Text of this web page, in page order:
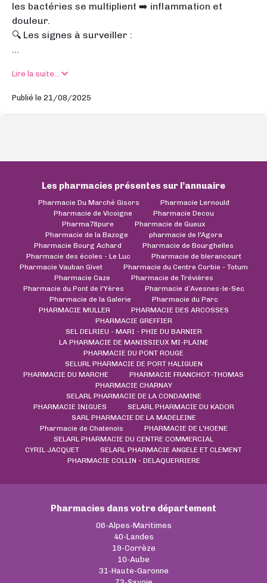
les bactéries se multiplient ➡️ inflammation et
douleur.
🔍 Les signes à surveiller :
...
Lire la suite...
Publié le 21/08/2025
Les pharmacies présentes sur l’annuaire
Pharmacie Du Marché Gisors
Pharmacie Lernould
Pharmacie de Vicoigne
Pharmacie Decou
Pharma78pure
Pharmacie de Gueux
Pharmacie de la Bazoge
pharmacie de l'Agora
Pharmacie Bourg Achard
Pharmacie de Bourghelles
Pharmacie des écoles - Le Luc
Pharmacie de blerancourt
Pharmacie Vauban Givet
Pharmacie du Centre Corbie - Totum
Pharmacie Caze
Pharmacie de Trévières
Pharmacie du Pont de l'Yères
Pharmacie d’Avesnes-le-Sec
Pharmacie de la Galerie
Pharmacie du Parc
PHARMACIE MULLER
PHARMACIE DES ARCOSSES
PHARMACIE GREFFIER
SEL DELRIEU - MARI - PHIE DU BARNIER
LA PHARMACIE DE MANISSIEUX MI-PLAINE
PHARMACIE DU PONT ROUGE
SELURL PHARMACIE DE PORT HALIGUEN
PHARMACIE DU MARCHE
PHARMACIE FRANCHOT-THOMAS
PHARMACIE CHARNAY
SELARL PHARMACIE DE LA CONDAMINE
PHARMACIE INIGUES
SELARL PHARMACIE DU KADOR
SARL PHARMACIE DE LA MADELEINE
Pharmacie de Chatenois
PHARMACIE DE L'HOENE
SELARL PHARMACIE DU CENTRE COMMERCIAL
CYRIL JACQUET
SELARL PHARMACIE ANGELE ET CLEMENT
PHARMACIE COLLIN - DELAQUERRIERE
Pharmacies dans votre département
06-Alpes-Maritimes
40-Landes
19-Corrèze
10-Aube
31-Haute-Garonne